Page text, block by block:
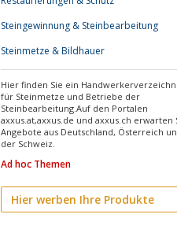
Steingewinnung & Steinbearbeitung
Steinmetze & Bildhauer
Hier finden Sie ein
für Steinmetze und Betriebe der
Steinbearbeitung.Auf den Portalen
axxus.at,axxus.de und axxus.ch erwarten
Angebote aus Deutschland, Österreich
der Schweiz.
Ad hoc Themen
Hier werben Ihre Produkte